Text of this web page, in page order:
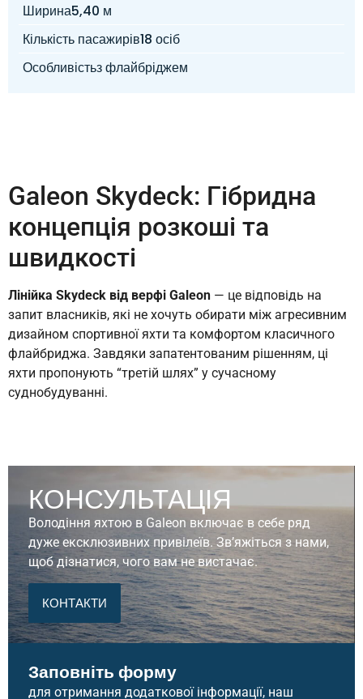
Ширина5,40 м
Кількість пасажирів18 осіб
Особливістьз флайбріджем
Galeon Skydeck: Гібридна
концепція розкоші та
швидкості
Лінійка Skydeck від верфі Galeon — це відповідь на
запит власників, які не хочуть обирати між агресивним
дизайном спортивної яхти та комфортом класичного
флайбриджа. Завдяки запатентованим рішенням, ці
яхти пропонують “третій шлях” у сучасному
суднобудуванні.
Дизайн “Invisible Flybridge”:Верхня палуба
(скайдек) розташована нижче, ніж на стандартних
флайбриджних яхтах. Це дозволяє зберегти
низький центр ваги та спортивний профіль,
водночас надаючи повноцінний пост керування та
зону для відпочинку під відкритим небом.
Трансформація кузова: Більшість моделей
оснащені легким карбоновим дахом або м’яким
тентом, який може повністю закривати верхню
палубу одним натисканням кнопки, перетворюючи
Інноваційний “Beach Mode”:
КОНСУЛЬТАЦІЯ
Володіння яхтою в Galeon включає в себе ряд
дуже ексклюзивних привілеїв. Зв’яжіться з нами,
щоб дізнатися, чого вам не вистачає.
КОНТАКТИ
Заповніть форму
для отримання додаткової інформації, наш